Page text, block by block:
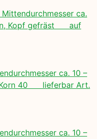
Mittendurchmesser ca.
Kopf gefräst auf
ca. 10 –
Korn 40 lieferbar Art.
ca. 10 –